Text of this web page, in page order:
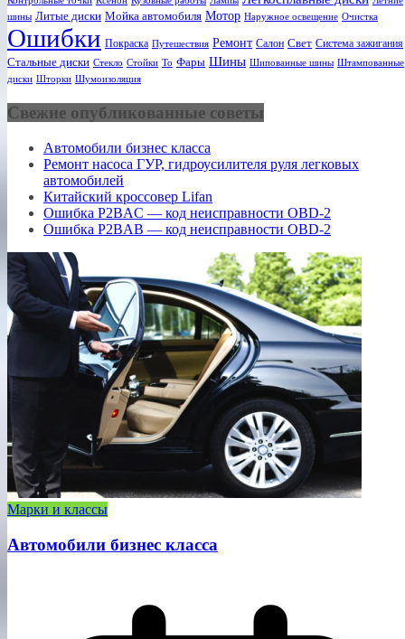
шины Литые диски Мойка автомобиля Мотор Наружное освещение Очистка
Ошибки Покраска Путешествия Ремонт Салон Свет Система зажигания
Стальные диски Стекло Стойки То Фары Шины Шипованные шины Штампованные
диски Шторки Шумоизоляция
Свежие опубликованные советы
Автомобили бизнес класса
Ремонт насоса ГУР, гидроусилителя руля легковых
автомобилей
Китайский кроссовер Lifan
Ошибка P2BAC — код неисправности OBD-2
Ошибка P2BAB — код неисправности OBD-2
Марки и классы
Автомобили бизнес класса